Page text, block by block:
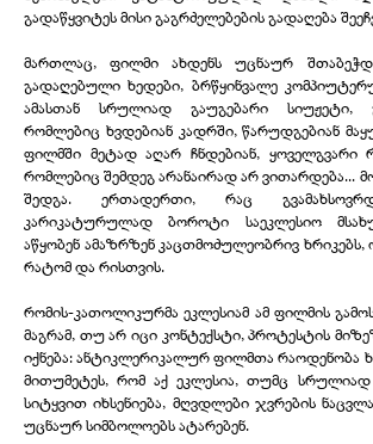
გადაწყვიტეს მისი გაგრძელებების გადაღება
მართლაც, ფილმი ახდენს უცნაურ
გადაღებული ხედები, ბრწყინვალე
ამასთან სრულიად გაუგებარი სიუჟეტი,
რომლებიც ხვდებიან კადრში, წარუდგებიან
ფილმში მეტად აღარ ჩნდებიან, ყოველგვარი
რომლებიც შემდეგ არანაირად არ ვითარდება...
შედგა. ერთადერთი, რაც
კარიკატურულად ბოროტი საეკლესიო
აწყობენ ამაზრზენ კაცთმოძულეობრივ
რატომ და რისთვის.
რომის-კათოლიკურმა ეკლესიამ ამ ფილმის
მაგრამ, თუ არ იცი კონტექსტი, პროტესტის
იქნება: ანტიკლერიკალურ ფილმთა რაოდენობა
მითუმეტეს, რომ აქ ეკლესია, თუმც სრულიად
სიტყვით იხსენიება, მღვდლები ჯვრების
უცნაურ სიმბოლოებს ატარებენ.